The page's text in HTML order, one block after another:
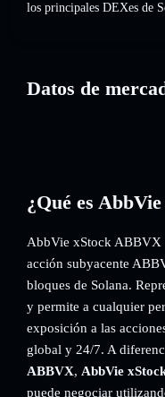
los principales DEXes de
Datos de
¿Qué es
AbbVie xStock ABBVX
acción subyacente
bloques de Solana.
y permite a cualquier
exposición a las
global y 24/7. A
ABBVX, AbbVie
puede negociar